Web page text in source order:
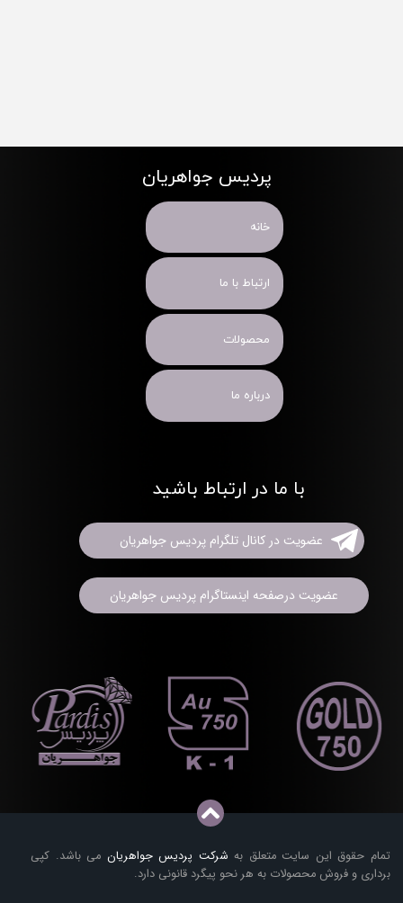
تمام حقوق این سایت متعلق به شرکت پردیس جواهریان می باشد. کپی
برداری و فروش محصولات به هر نحو پیگرد قانونی دارد.
پردیس جواهریان
خانه
ارتباط با ما
محصولات
درباره ما
با ما در ارتباط باشید
عضویت در کانال تلگرام پردیس جواهریان
عضویت درصفحه اینستاگرام پردیس جواهریان